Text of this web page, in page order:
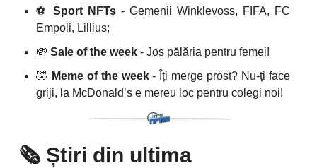
⚽️
Sport NFTs - Gemenii Winklevoss, FIFA, FC
Empoli, Lillius;
💸 Sale of the week - Jos pălăria pentru femei!
🤣 Meme of the week- Îți merge prost? Nu-ți face
griji, la McDonald’s e mereu loc pentru colegi noi!
🗞️ Știri din ultima